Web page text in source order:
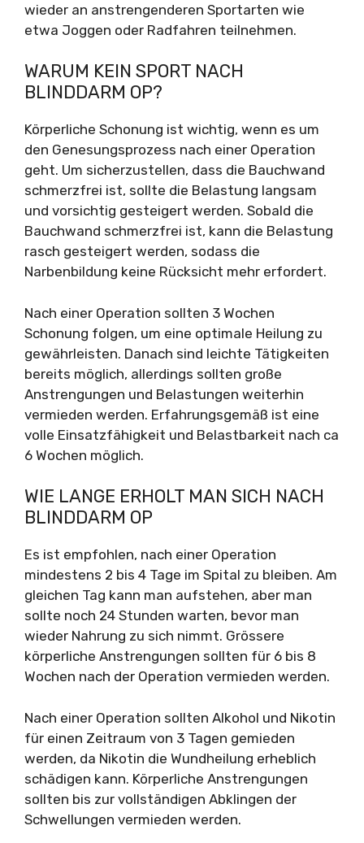
wieder an anstrengenderen Sportarten wie
etwa Joggen oder Radfahren teilnehmen.
WARUM KEIN SPORT NACH
BLINDDARM OP?
Körperliche Schonung ist wichtig, wenn es um
den Genesungsprozess nach einer Operation
geht. Um sicherzustellen, dass die Bauchwand
schmerzfrei ist, sollte die Belastung langsam
und vorsichtig gesteigert werden. Sobald die
Bauchwand schmerzfrei ist, kann die Belastung
rasch gesteigert werden, sodass die
Narbenbildung keine Rücksicht mehr erfordert.
Nach einer Operation sollten 3 Wochen
Schonung folgen, um eine optimale Heilung zu
gewährleisten. Danach sind leichte Tätigkeiten
bereits möglich, allerdings sollten große
Anstrengungen und Belastungen weiterhin
vermieden werden. Erfahrungsgemäß ist eine
volle Einsatzfähigkeit und Belastbarkeit nach ca
6 Wochen möglich.
WIE LANGE ERHOLT MAN SICH NACH
BLINDDARM OP
Es ist empfohlen, nach einer Operation
mindestens 2 bis 4 Tage im Spital zu bleiben. Am
gleichen Tag kann man aufstehen, aber man
sollte noch 24 Stunden warten, bevor man
wieder Nahrung zu sich nimmt. Grössere
körperliche Anstrengungen sollten für 6 bis 8
Wochen nach der Operation vermieden werden.
Nach einer Operation sollten Alkohol und Nikotin
für einen Zeitraum von 3 Tagen gemieden
werden, da Nikotin die Wundheilung erheblich
schädigen kann. Körperliche Anstrengungen
sollten bis zur vollständigen Abklingen der
Schwellungen vermieden werden.